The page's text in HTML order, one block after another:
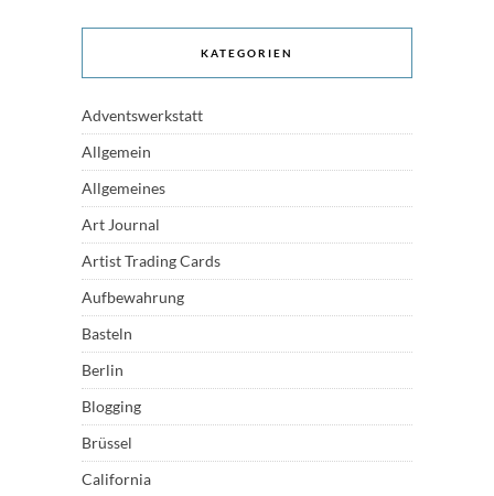
KATEGORIEN
Adventswerkstatt
Allgemein
Allgemeines
Art Journal
Artist Trading Cards
Aufbewahrung
Basteln
Berlin
Blogging
Brüssel
California